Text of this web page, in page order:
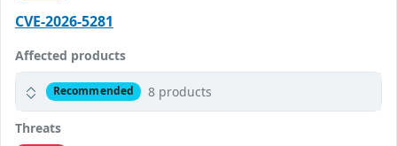
CVE-2026-5281
Affected products
Recommended 8 products
Threats